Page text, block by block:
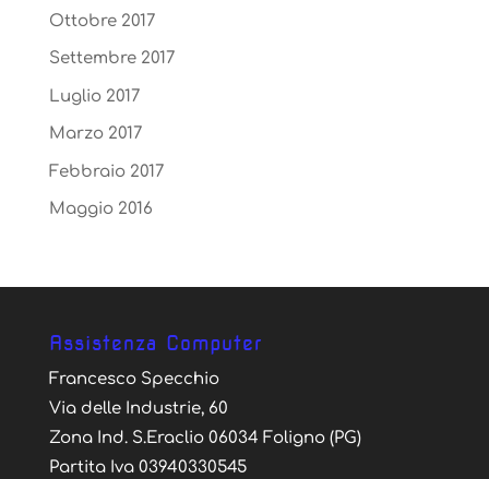
Ottobre 2017
Settembre 2017
Luglio 2017
Marzo 2017
Febbraio 2017
Maggio 2016
Assistenza Computer
Francesco Specchio
Via delle Industrie, 60
Zona Ind. S.Eraclio 06034 Foligno (PG)
Partita Iva 03940330545